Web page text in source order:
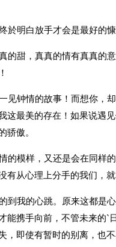
於明白放手才会是最好的慷
的甜，真真的情有真真的
见钟情的故事！而想你，
这最美的存在！如果说遇
骄傲。
的模样，又还是会在同样
有从心理上分手的我们，
到我的心跳。原来这都是
能携手向前，不管未来的`
即使有暂时的别离，也不